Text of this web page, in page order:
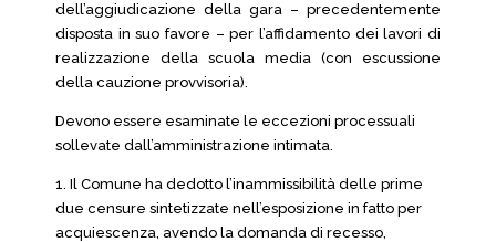
dell’aggiudicazione della gara – precedentemente
disposta in suo favore – per l’affidamento dei lavori di
realizzazione della scuola media (con escussione
della cauzione provvisoria).
Devono essere esaminate le eccezioni processuali
sollevate dall’amministrazione intimata.
1. Il Comune ha dedotto l’inammissibilità delle prime
due censure sintetizzate nell’esposizione in fatto per
acquiescenza, avendo la domanda di recesso,